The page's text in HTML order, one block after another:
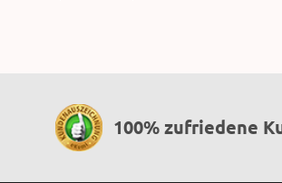
100% zufriedene